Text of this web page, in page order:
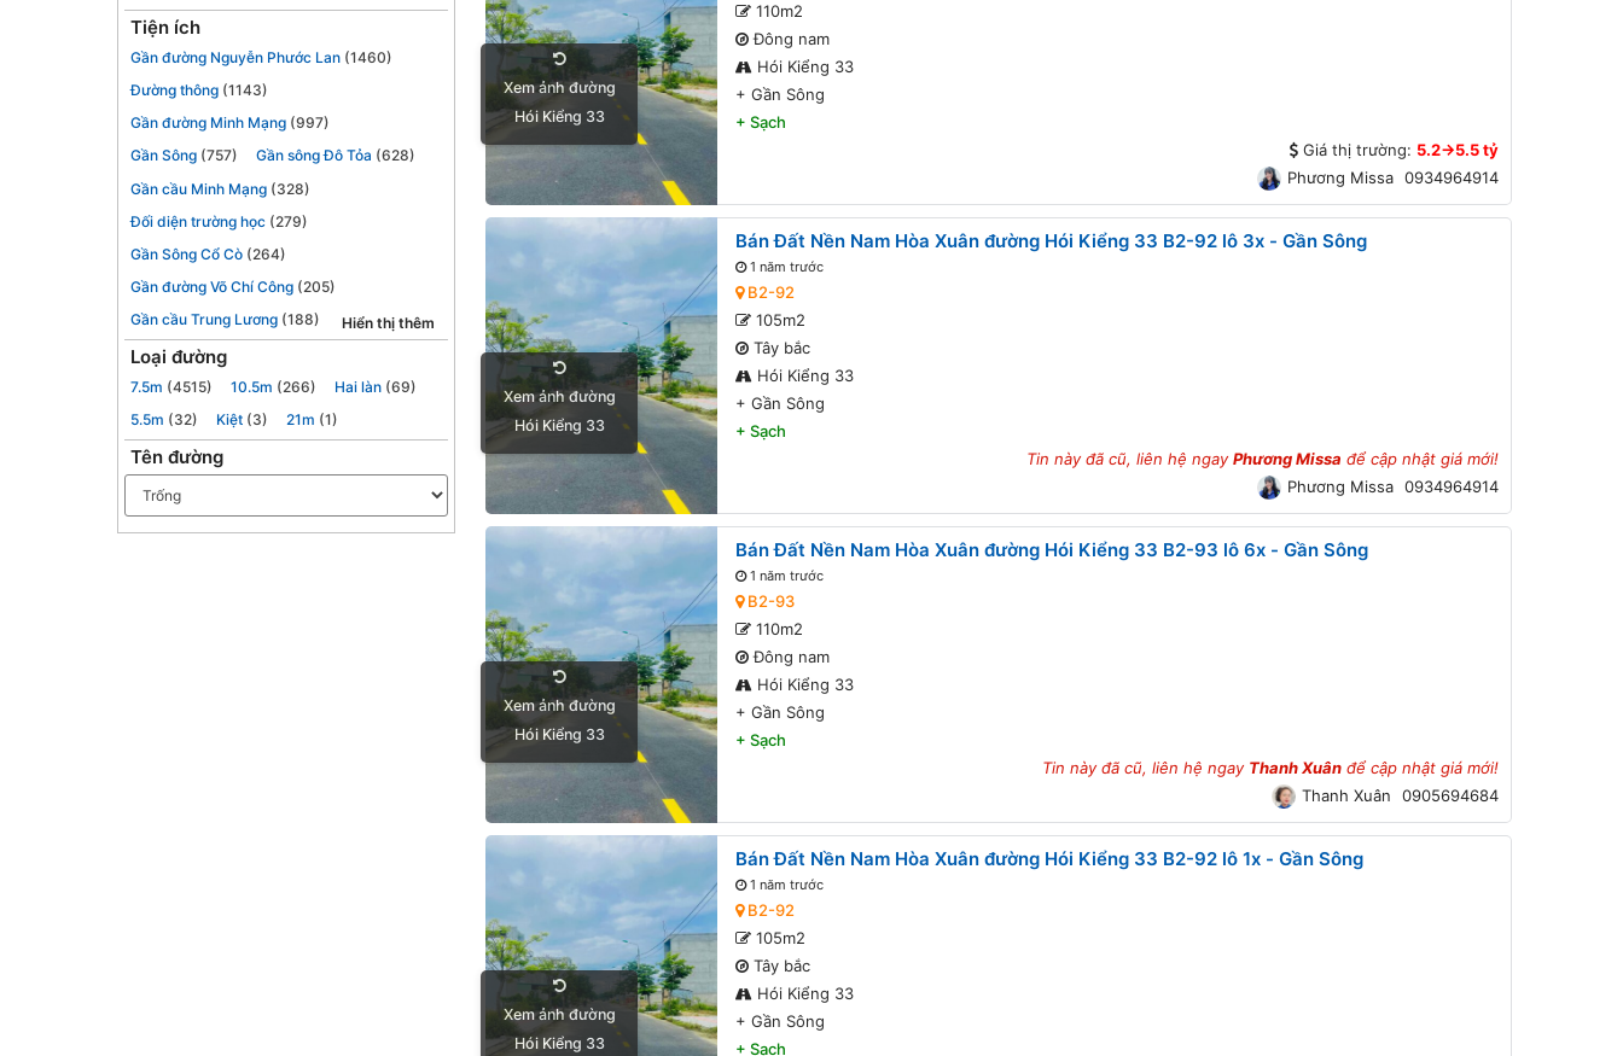
Tiện ích
Gần đường Nguyễn Phước Lan (1460)
Đường thông (1143)
Gần đường Minh Mạng (997)
Gần Sông (757) Gần sông Đô Tỏa (628)
Gần cầu Minh Mạng (328)
Đối diện trường học (279)
Gần Sông Cổ Cò (264)
Gần đường Võ Chí Công (205)
Gần cầu Trung Lương (188) Hiển thị thêm
Loại đường
7.5m (4515) 10.5m (266) Hai làn (69)
5.5m (32) Kiệt (3) 21m (1)
Tên đường
Xem ảnh đường
Hói Kiểng 33
110m2
Đông nam
Hói Kiểng 33
+ Gần Sông
+ Sạch
Giá thị trường: 5.2->5.5 tỷ
Phương Missa 0934964914
Xem ảnh đường
Hói Kiểng 33
Bán Đất Nền Nam Hòa Xuân đường Hói Kiểng 33 B2-92 lô 3x - Gần Sông
1 năm trước
B2-92
105m2
Tây bắc
Hói Kiểng 33
+ Gần Sông
+ Sạch
Tin này đã cũ, liên hệ ngayPhương Missa để cập nhật giá mới!
Phương Missa 0934964914
Xem ảnh đường
Hói Kiểng 33
Bán Đất Nền Nam Hòa Xuân đường Hói Kiểng 33 B2-93 lô 6x - Gần Sông
1 năm trước
B2-93
110m2
Đông nam
Hói Kiểng 33
+ Gần Sông
+ Sạch
Tin này đã cũ, liên hệ ngay Thanh Xuân để cập nhật giá mới!
Thanh Xuân
0905694684
Xem ảnh đường
Hói Kiểng 33
Bán Đất Nền Nam Hòa Xuân đường Hói Kiểng 33 B2-92 lô 1x - Gần Sông
1 năm trước
B2-92
105m2
Tây bắc
Hói Kiểng 33
+ Gần Sông
+ Sạch